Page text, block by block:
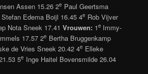
Assen 15.26 2e Paul Geertsma
Stefan Edema Boijl 16.45 4e Rob Vijver
Nota Sneek 17.41Vrouwen: 1e Immy-
17.57 2e Bertha Bruggenkamp
de Vries Sneek 20.42 4e Elleke
5e Inge Haitel Bovensmilde 26.04